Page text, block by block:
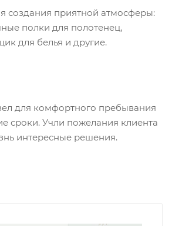
создания приятной атмосферы:
полки для полотенец,
для белья и другие.
для комфортного пребывания
сроки. Учли пожелания клиента
интересные решения.